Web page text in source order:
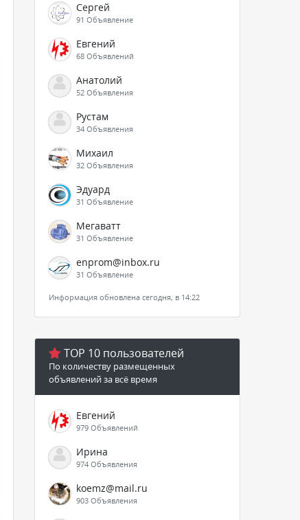
Сергей
91 Объявление
Евгений
68 Объявлений
Анатолий
52 Объявления
Рустам
34 Объявления
Михаил
32 Объявления
Эдуард
31 Объявление
Мегаватт
31 Объявление
enprom@inbox.ru
31 Объявление
Информация обновлена сегодня, в 14:22
TOP 10 пользователей
По количеству размещенных
объявлений за всё время
Евгений
979 Объявлений
Ирина
974 Объявления
koemz@mail.ru
903 Объявления